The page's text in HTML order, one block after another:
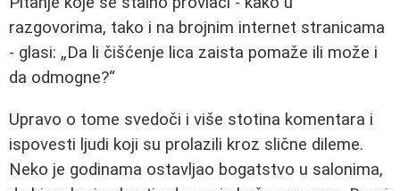
razgovorima, tako i na brojnim internet stranicama
- glasi: „Da li čišćenje lica zaista pomaže ili može i
da odmogne?“
Upravo o tome svedoči i više stotina komentara i
ispovesti ljudi koji su prolazili kroz slične dileme.
Neko je godinama ostavljao bogatstvo u salonima,